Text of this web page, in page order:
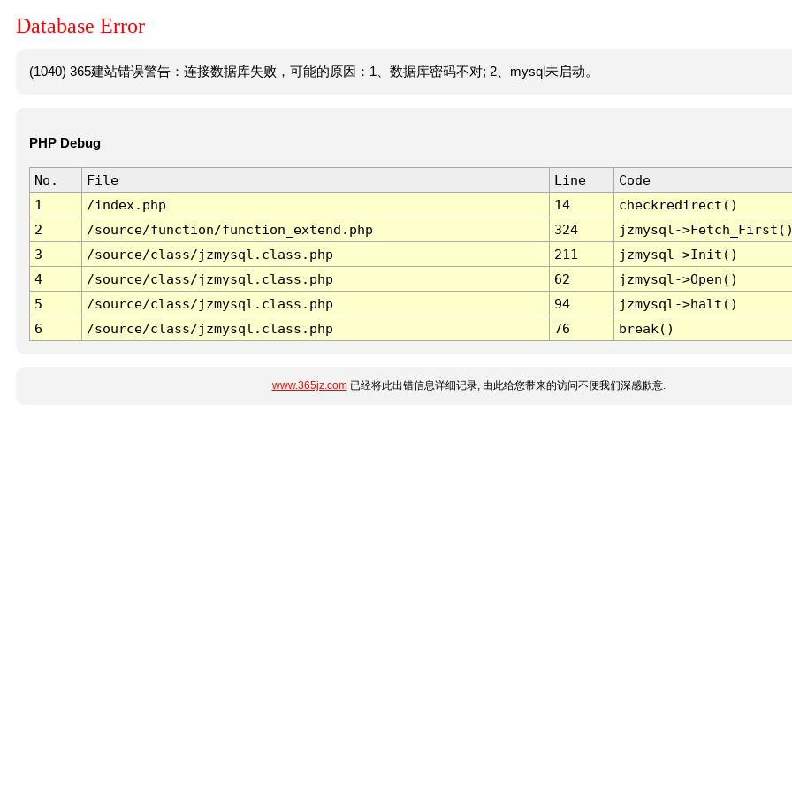
Database Error
(1040) 365建站错误警告：连接数据库失败，可能的原因：1、数据库密码不对; 2、mysql未启动。
PHP Debug
No. File Line
Code
1
/index.php 14
checkredirect()
2
/source/function/function_extend.php 324
jzmysql-
3
/source/class/jzmysql.class.php 211
jzmysql->Init()
4
/source/class/jzmysql.class.php 62
jzmysql->Open()
5
/source/class/jzmysql.class.php 94
jzmysql->halt()
6
/source/class/jzmysql.class.php 76 break()
www.365jz.com已经将此出错信息详细记录, 由此给您带来的访问不便我们深感歉意.